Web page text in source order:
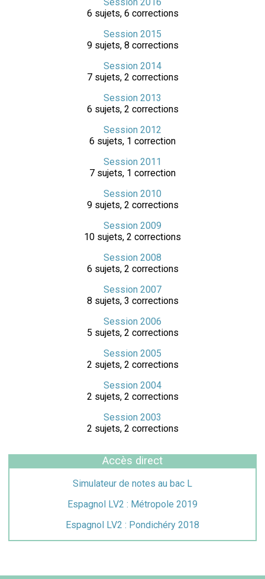
6 sujets, 6 corrections
Session 2015
9 sujets, 8 corrections
Session 2014
7 sujets, 2 corrections
Session 2013
6 sujets, 2 corrections
Session 2012
6 sujets, 1 correction
Session 2011
7 sujets, 1 correction
Session 2010
9 sujets, 2 corrections
Session 2009
10 sujets, 2 corrections
Session 2008
6 sujets, 2 corrections
Session 2007
8 sujets, 3 corrections
Session 2006
5 sujets, 2 corrections
Session 2005
2 sujets, 2 corrections
Session 2004
2 sujets, 2 corrections
Session 2003
2 sujets, 2 corrections
Accès direct
Simulateur de notes au bac L
Espagnol LV2 : Métropole 2019
Espagnol LV2 : Pondichéry 2018